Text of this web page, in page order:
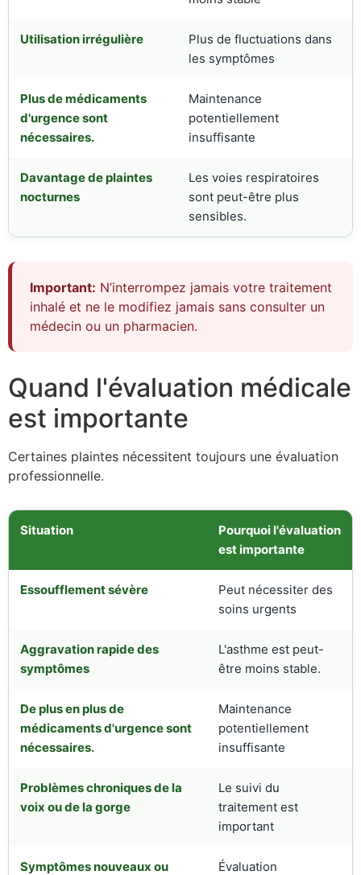
Utilisation irrégulière
Plus de fluctuations dans
les symptômes
Plus de médicaments
d'urgence sont
nécessaires.
Maintenance
potentiellement
insuffisante
Davantage de plaintes
nocturnes
Les voies respiratoires
sont peut-être plus
sensibles.
Important: N’interrompez jamais votre traitement
inhalé et ne le modifiez jamais sans consulter un
médecin ou un pharmacien.
Quand l'évaluation médicale
est importante
Certaines plaintes nécessitent toujours une évaluation
professionnelle.
Situation
Pourquoi l'évaluation
est importante
Essoufflement sévère
Peut nécessiter des
soins urgents
Aggravation rapide des
symptômes
L'asthme est peut-
être moins stable.
De plus en plus de
médicaments d'urgence sont
nécessaires.
Maintenance
potentiellement
insuffisante
Problèmes chroniques de la
voix ou de la gorge
Le suivi du
traitement est
important
Symptômes nouveaux ou
Évaluation